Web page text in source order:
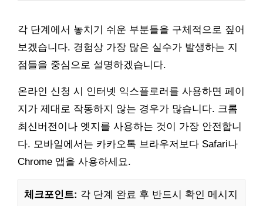
각 단계에서 놓치기 쉬운 부분들을 구체적으로 짚어
보겠습니다. 경험상 가장 많은 실수가 발생하는 지
점들을 중심으로 설명하겠습니다.
온라인 신청 시 인터넷 익스플로러를 사용하면 페이
지가 제대로 작동하지 않는 경우가 많습니다. 크롬
최신버전이나 엣지를 사용하는 것이 가장 안전합니
다. 모바일에서는 카카오톡 브라우저보다 Safari나
Chrome 앱을 사용하세요.
체크포인트: 각 단계 완료 후 반드시 확인 메시지